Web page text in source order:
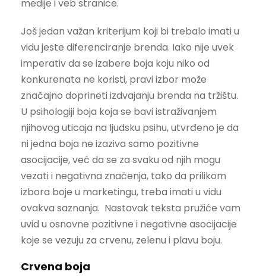
medije i veb stranice.
Još jedan važan kriterijum koji bi trebalo imati u
vidu jeste diferenciranje brenda. Iako nije uvek
imperativ da se izabere boja koju niko od
konkurenata ne koristi, pravi izbor može
značajno doprineti izdvajanju brenda na tržištu.
U psihologiji boja koja se bavi istraživanjem
njihovog uticaja na ljudsku psihu, utvrđeno je da
ni jedna boja ne izaziva samo pozitivne
asocijacije, već da se za svaku od njih mogu
vezati i negativna značenja, tako da prilikom
izbora boje u marketingu, treba imati u vidu
ovakva saznanja. Nastavak teksta pružiće vam
uvid u osnovne pozitivne i negativne asocijacije
koje se vezuju za crvenu, zelenu i plavu boju.
Crvena boja